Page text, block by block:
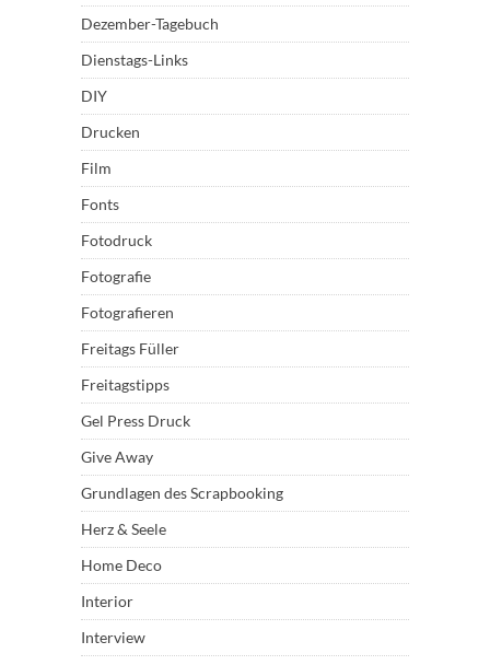
Dezember-Tagebuch
Dienstags-Links
DIY
Drucken
Film
Fonts
Fotodruck
Fotografie
Fotografieren
Freitags Füller
Freitagstipps
Gel Press Druck
Give Away
Grundlagen des Scrapbooking
Herz & Seele
Home Deco
Interior
Interview